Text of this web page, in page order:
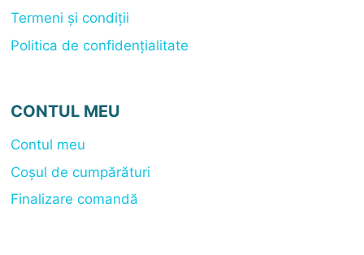
Termeni și condiții
Politica de confidențialitate
CONTUL MEU
Contul meu
Coșul de cumpărături
Finalizare comandă